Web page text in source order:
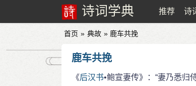
诗词学典 推荐 诗
首页 » 典故 » 鹿车共挽
鹿车共挽
《后汉书•鲍宣妻传》：“妻乃悉归